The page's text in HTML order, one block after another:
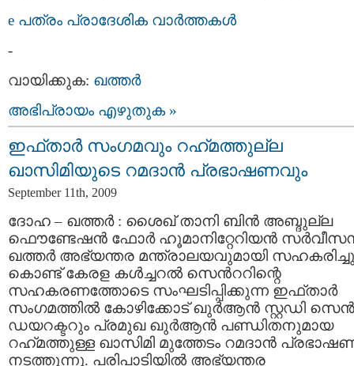
e പത്രം പ്രാദേശിക വാര്‍ത്തകള്‍
-
വായിക്കുക: ഖത്തര്‍
അഭിപ്രായം എഴുതുക »
ഇഫ്താര്‍ സംഗമവും റഹ്‍മത്തുല്ല
ഖാസിമിയുടെ റമദാന്‍ പ്രഭാഷണവും
September 11th, 2009
ദോഹ – ഖത്തര്‍ : ശൈഖ് താനി ബിന്‍ അബ്ദുല്ല
ഫൌണ്ടേഷന്‍ ഫോര്‍ ഹൂമാനിറ്റേറിയന്‍
ഖത്തര്‍ അഭ്യന്തര മന്ത്രാലയവുമായി സഹകരിച്ചു
കൊണ്ട് കേരള കള്‍ച്ചറല്‍ സെന്‍ററിന്റെ
സഹകരണത്തോടെ സംഘടിപ്പിക്കുന്ന ഇഫ്താര്‍
സംഗമത്തില്‍ കോഴിക്കോട് ഖുര്‍ആന്‍ സ്റ്റഡി
ഡയറക്ടറും പ്രമുഖ ഖുര്‍ആന്‍ പണ്ഡിതനുമായ
റഹ്‍മത്തുള്ള ഖാസിമി മുത്തേടം റമദാന്‍
നടത്തുന്നു. പരിപാടിയില്‍ അഭ്യന്തര